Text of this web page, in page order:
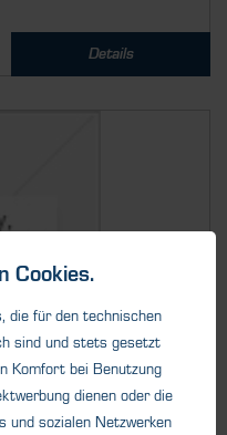
Details
Cookies.
die für den technischen
sind und stets gesetzt
Komfort bei Benutzung
dienen oder die
und sozialen Netzwerken